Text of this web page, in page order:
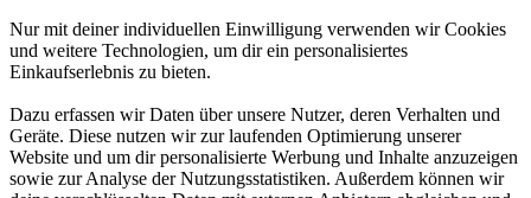
Nur mit deiner individuellen Einwilligung verwenden wir Cookies
und weitere Technologien, um dir ein personalisiertes
Einkaufserlebnis zu bieten.
Dazu erfassen wir Daten über unsere Nutzer, deren Verhalten und
Geräte. Diese nutzen wir zur laufenden Optimierung unserer
Website und um dir personalisierte Werbung und Inhalte anzuzeigen
sowie zur Analyse der Nutzungsstatistiken. Außerdem können wir